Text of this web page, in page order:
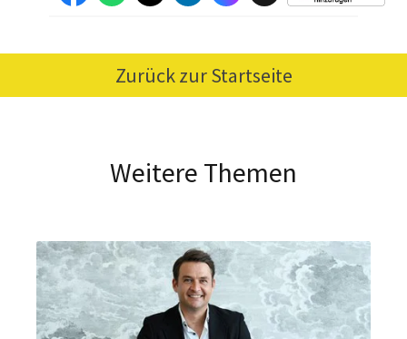
Zurück zur Startseite
Weitere Themen